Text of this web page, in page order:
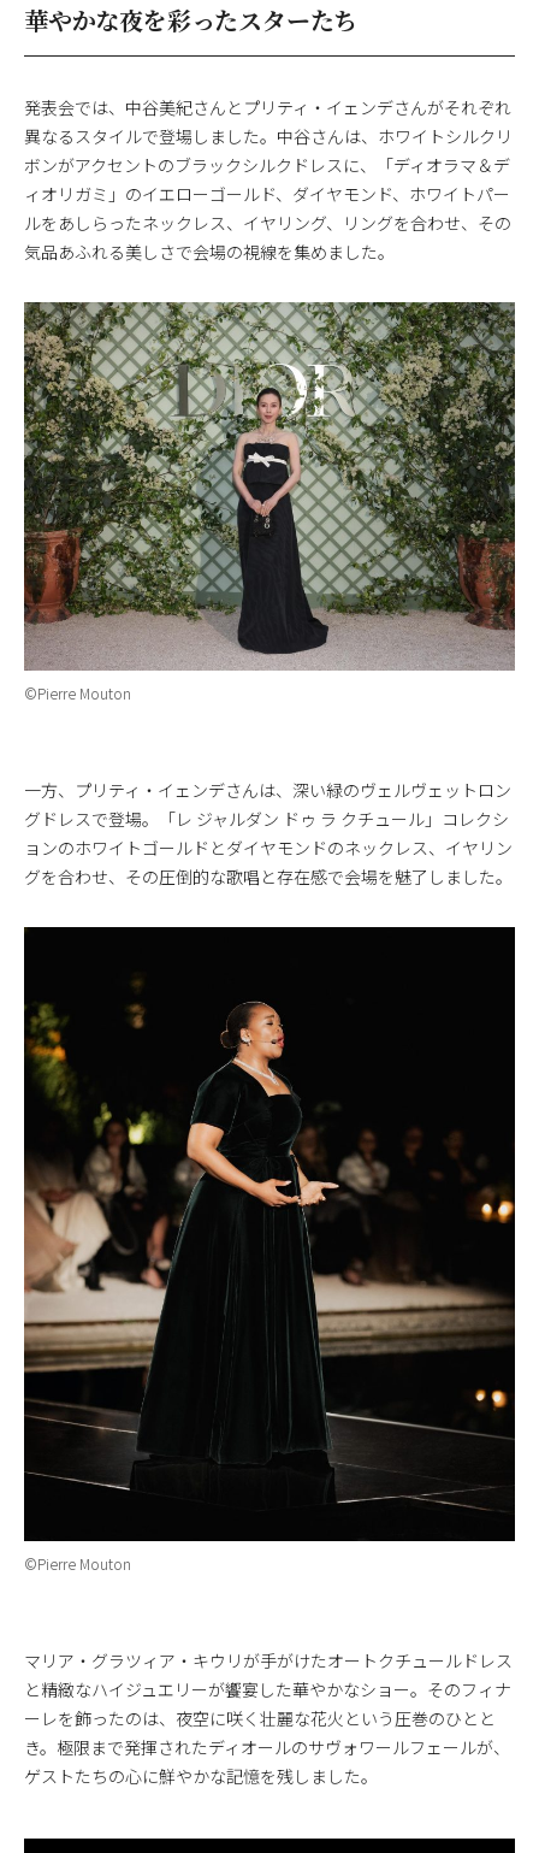
華やかな夜を彩ったスターたち
発表会では、中谷美紀さんとプリティ・イェンデさんがそれぞれ
異なるスタイルで登場しました。中谷さんは、ホワイトシルクリ
ボンがアクセントのブラックシルクドレスに、「ディオラマ＆デ
ィオリガミ」のイエローゴールド、ダイヤモンド、ホワイトパー
ルをあしらったネックレス、イヤリング、リングを合わせ、その
気品あふれる美しさで会場の視線を集めました。
©Pierre Mouton
一方、プリティ・イェンデさんは、深い緑のヴェルヴェットロン
グドレスで登場。「レ ジャルダン ドゥ ラ クチュール」コレクシ
ョンのホワイトゴールドとダイヤモンドのネックレス、イヤリン
グを合わせ、その圧倒的な歌唱と存在感で会場を魅了しました。
©Pierre Mouton
マリア・グラツィア・キウリが手がけたオートクチュールドレス
と精緻なハイジュエリーが饗宴した華やかなショー。そのフィナ
ーレを飾ったのは、夜空に咲く壮麗な花火という圧巻のひとと
き。極限まで発揮されたディオールのサヴォワールフェールが、
ゲストたちの心に鮮やかな記憶を残しました。